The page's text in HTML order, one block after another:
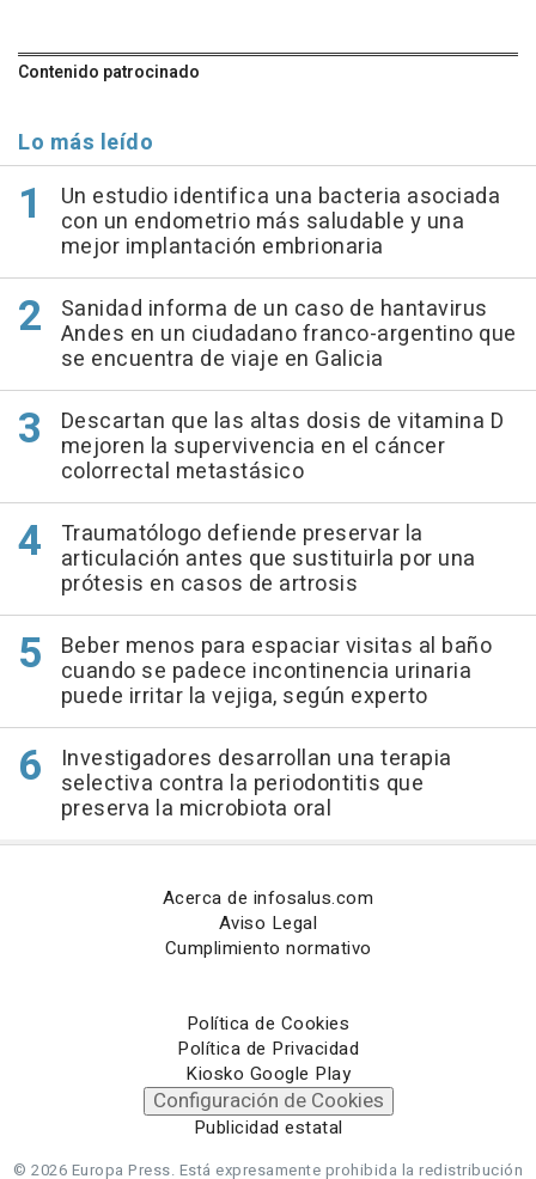
Contenido patrocinado
Lo más leído
Un estudio identifica una bacteria asociada
con un endometrio más saludable y una
mejor implantación embrionaria
Sanidad informa de un caso de hantavirus
Andes en un ciudadano franco-argentino que
se encuentra de viaje en Galicia
Descartan que las altas dosis de vitamina D
mejoren la supervivencia en el cáncer
colorrectal metastásico
Traumatólogo defiende preservar la
articulación antes que sustituirla por una
prótesis en casos de artrosis
Beber menos para espaciar visitas al baño
cuando se padece incontinencia urinaria
puede irritar la vejiga, según experto
Investigadores desarrollan una terapia
selectiva contra la periodontitis que
preserva la microbiota oral
Acerca de infosalus.com
Aviso Legal
Cumplimiento normativo
Política de Cookies
Política de Privacidad
Kiosko Google Play
Configuración de Cookies
Publicidad estatal
© 2026 Europa Press. Está expresamente prohibida la redistribución